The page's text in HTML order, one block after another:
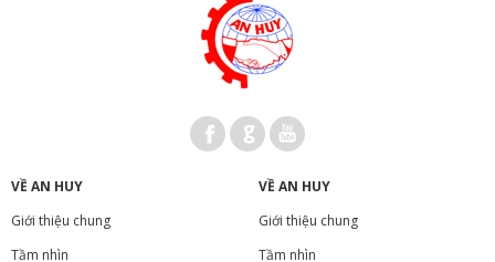
VỀ AN HUY
Giới thiệu chung
Tầm nhìn
VỀ AN HUY
Giới thiệu chung
Tầm nhìn